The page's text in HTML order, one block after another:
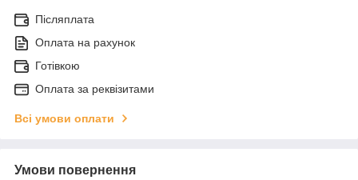
Післяплата
Оплата на рахунок
Готівкою
Оплата за реквізитами
Всі умови оплати
Умови повернення